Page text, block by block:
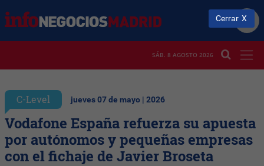
SÁB. 8 AGOSTO 2026
C-Level jueves 07 de mayo | 2026
Vodafone España refuerza su apuesta
por autónomos y pequeñas empresas
con el fichaje de Javier Broseta
Cerrar